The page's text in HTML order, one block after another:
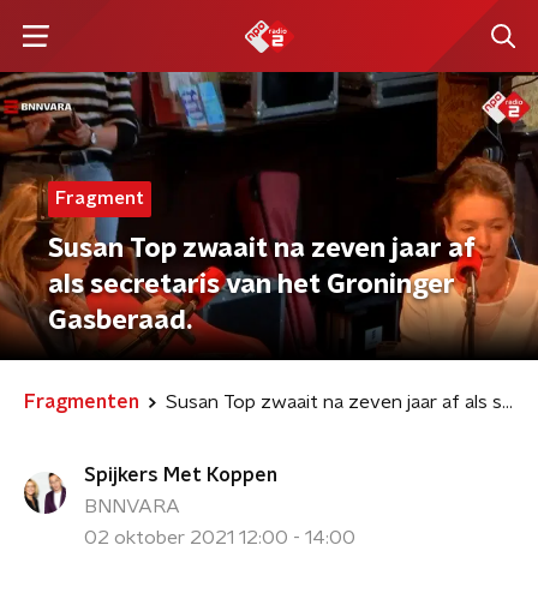
Fragment
Susan Top zwaait na zeven jaar af
als secretaris van het Groninger
Gasberaad.
Fragmenten Susan Top zwaait na zeven jaar af als secretaris van het Groninger Gasberaad.
Spijkers Met Koppen
BNNVARA
02 oktober 2021 12:00 - 14:00